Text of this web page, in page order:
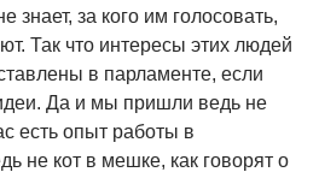
знает, за кого им голосовать,
Так что интересы этих людей
в парламенте, если
Да и мы пришли ведь не
есть опыт работы в
не кот в мешке, как говорят о